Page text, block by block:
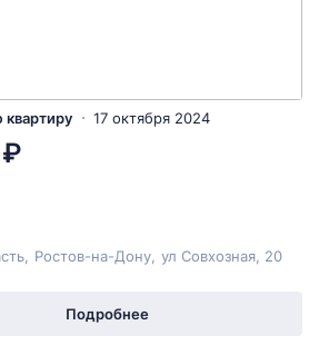
17 октября 2024
Ростов-на-Дону ул Совхозная , 20
Подробнее